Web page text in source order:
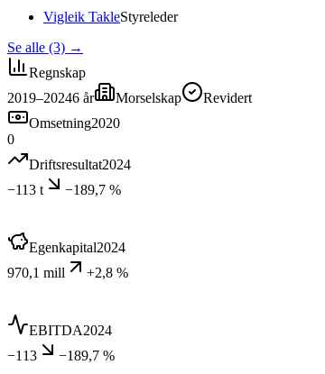
Vigleik TakleStyreleder
Se alle (3) →
Regnskap
2019–20246 år Morselskap
Revidert
Omsetning2020
0
Driftsresultat2024
−113 t
−189,7 %
Egenkapital2024
970,1 mill
+2,8 %
EBITDA2024
−113
−189,7 %